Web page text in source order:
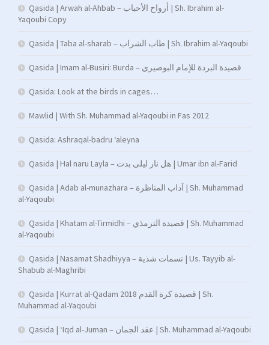
Qasida | Arwah al-Ahbab – أرواح الأحباب | Sh. Ibrahim al-
Yaqoubi Copy
Qasida | Taba al-sharab – طاب الشراب | Sh. Ibrahim al-Yaqoubi
Qasida | Imam al-Busiri: Burda – قصيدة البردة للإمام البوصيري
Qasida: Look at the birds in cages…
Mawlid | With Sh. Muhammad al-Yaqoubi in Fas 2012
Qasida: Ashraqal-badru ‘aleyna
Qasida | Hal naru Layla – هل نار ليلى بدت | Umar ibn al-Farid
Qasida | Adab al-munazhara – آداب المناظرة | Sh. Muhammad
al-Yaqoubi
Qasida | Khatam al-Tirmidhi – قصيدة الترمذي | Sh. Muhammad
al-Yaqoubi
Qasida | Nasamat Shadhiyya – نسمات شذية | Us. Tayyib al-
Shabub al-Maghribi
Qasida | Kurrat al-Qadam 2018 قصيدة كرة القدم | Sh.
Muhammad al-Yaqoubi
Qasida | ‘Iqd al-Juman – عقد الجمان | Sh. Muhammad al-Yaqoubi